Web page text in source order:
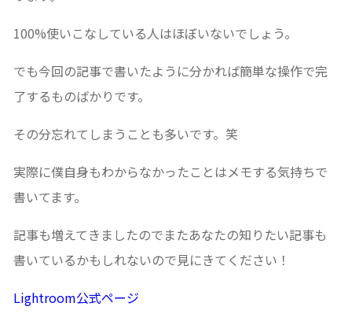
100%使いこなしている人はほぼいないでしょう。
でも今回の記事で書いたように分かれば簡単な操作で完
了するものばかりです。
その分忘れてしまうことも多いです。笑
実際に僕自身もわからなかったことはメモする気持ちで
書いてます。
記事も増えてきましたのでまたあなたの知りたい記事も
書いているかもしれないので見にきてください！
Lightroom公式ページ